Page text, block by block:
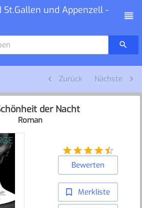
und Appenzell -
Zurück Nächste
der Nacht
Roman
Bewerten
Merkliste